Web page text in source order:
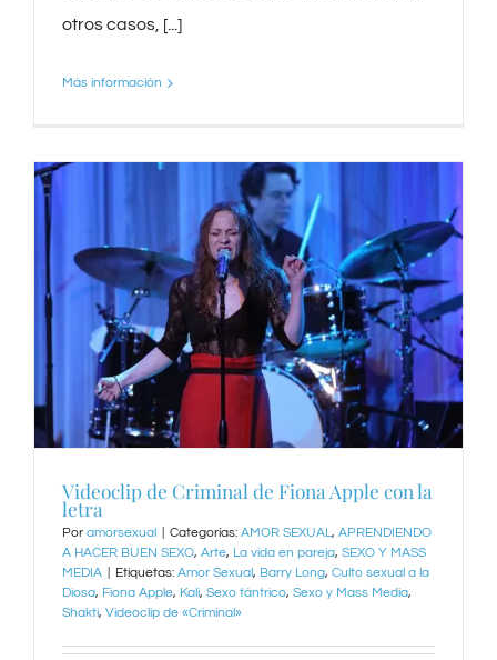
otros casos, [...]
Más información
Videoclip de Criminal de Fiona Apple con la
letra
Por amorsexual Categorías: AMOR SEXUAL, APRENDIENDO
A HACER BUEN SEXO, Arte, La vida en pareja, SEXO Y MASS
MEDIA
Etiquetas: Amor Sexual, Barry Long, Culto sexual a la
Diosa, Fiona Apple, Kali, Sexo tántrico, Sexo y Mass Media,
Shakti, Videoclip de «Criminal»